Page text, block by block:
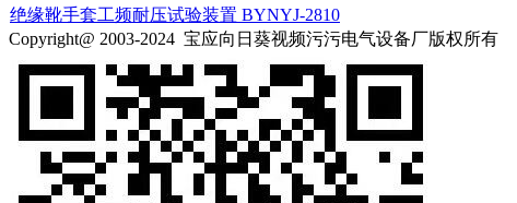
绝缘靴手套工频耐压试验装置 BYNYJ-2810
Copyright@ 2003-2024 宝应向日葵视频污污电气设备厂版权所有